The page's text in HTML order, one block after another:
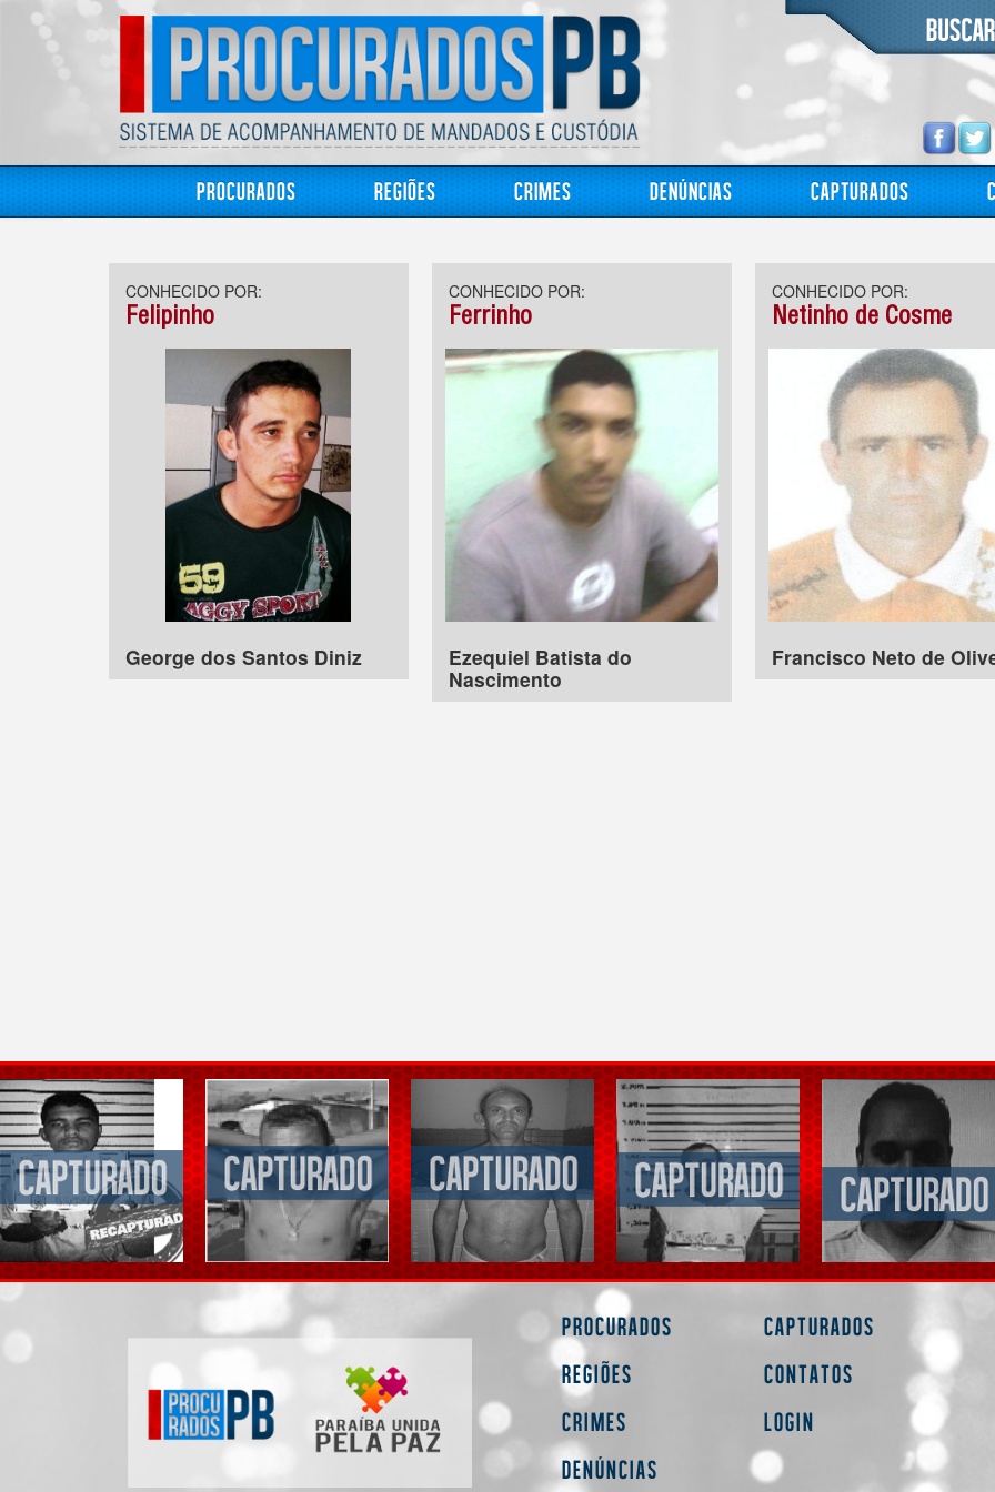
Procurados Regiões Crimes Denúncias Capturados
CONHECIDO POR:
Felipinho
George dos Santos Diniz
CONHECIDO POR:
Ferrinho
Ezequiel Batista do
Nascimento
CONHECIDO POR:
Netinho de Cosme
Francisco Neto de
Procurados
Regiões
Crimes
Denúncias
Capturados
Contatos
Login